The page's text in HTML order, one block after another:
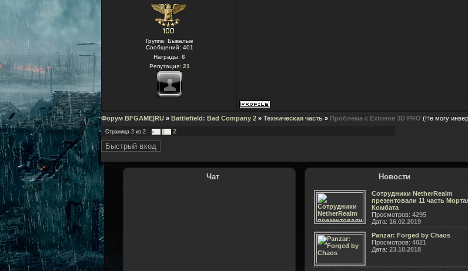
Группа: Бывалые
Сообщений: 401
Награды: 6
Репутация: 21
Форум BFGAME|RU » Battlefield: Bad Company 2 » Техническая часть » Проблема с Extreme 3D PRO (Не могу
Страница 2 из 2 « 1
2
Чат Новости
Сотрудники NetherRealm
презентовали 11 часть
Комбата
Просмотров: 4295
Дата: 16.02.2019
Panzar: Forged by Chaos
Просмотров: 4021
Дата: 23.10.2018